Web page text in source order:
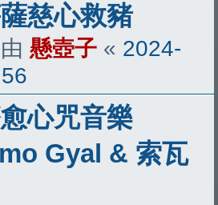
慈心救豬
懸壺子 « 2024-
心咒音樂
Gyal & 索瓦